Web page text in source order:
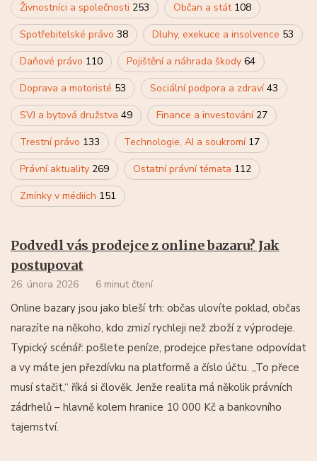
Živnostníci a společnosti 253 Občan a stát 108
Spotřebitelské právo 38 Dluhy, exekuce a insolvence 53
Daňové právo 110 Pojištění a náhrada škody 64
Doprava a motoristé 53 Sociální podpora a zdraví43
SVJ a bytová družstva 49 Finance a investování 27
Trestní právo 133 Technologie, AI a soukromí 17
Právní aktuality 269 Ostatní právní témata 112
Zmínky v médiích 151
Podvedl vás prodejce z online bazaru? Jak
postupovat
26. února 2026 6 minut čtení
Online bazary jsou jako bleší trh: občas ulovíte poklad, občas
narazíte na někoho, kdo zmizí rychleji než zboží z výprodeje.
Typický scénář: pošlete peníze, prodejce přestane odpovídat
a vy máte jen přezdívku na platformě a číslo účtu. „To přece
musí stačit,“ říká si člověk. Jenže realita má několik právních
zádrhelů – hlavně kolem hranice 10 000 Kč a bankovního
tajemství.